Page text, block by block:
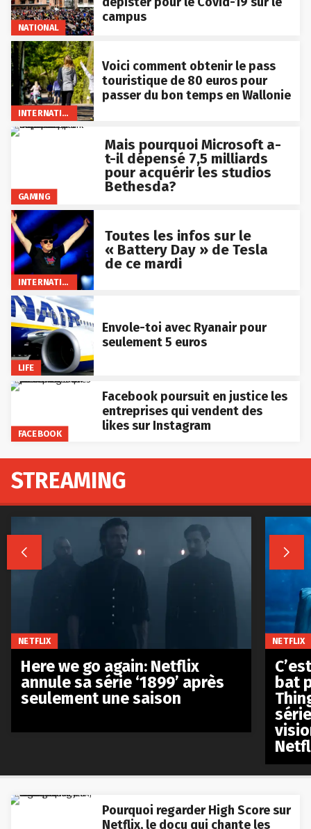
NATIONAL
campus
INTERNATIONAL
Voici comment obtenir le pass
touristique de 80 euros pour
passer du bon temps en Wallonie
GAMING
Mais pourquoi Microsoft a-
t-il dépensé 7,5 milliards
pour acquérir les studios
Bethesda?
INTERNATIONAL
Toutes les infos sur le
« Battery Day » de Tesla
de ce mardi
LIFE
Envole-toi avec Ryanair pour
seulement 5 euros
FACEBOOK
Facebook poursuit en justice les
entreprises qui vendent des
likes sur Instagram
Pourquoi regarder High Score sur
Netflix, le docu qui chante les
STREAMING
 
NETFLIX
Here we go again: Netflix
annule sa série ‘1899’ après
seulement une saison
NETFLIX
bat